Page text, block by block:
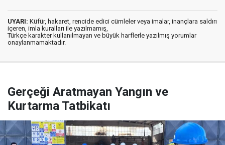
UYARI: Küfür, hakaret, rencide edici cümleler veya imalar, inançlara saldırı
içeren, imla kuralları ile yazılmamış,
Türkçe karakter kullanılmayan ve büyük harflerle yazılmış yorumlar
onaylanmamaktadır.
Gerçeği Aratmayan Yangın ve
Kurtarma Tatbikatı